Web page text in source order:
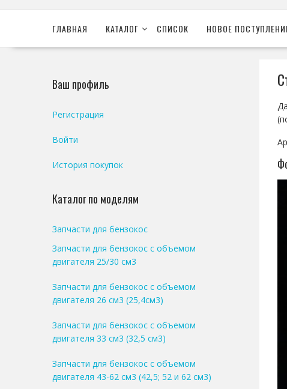
ГЛАВНАЯ КАТАЛОГ СПИСОК НОВОЕ
Ваш профиль
Регистрация
Войти
История покупок
Каталог по моделям
Запчасти для бензокос
Запчасти для бензокос с объемом
двигателя 25/30 см3
Запчасти для бензокос с объемом
двигателя 26 см3 (25,4см3)
Запчасти для бензокос с объемом
двигателя 33 см3 (32,5 см3)
Запчасти для бензокос с объемом
двигателя 43-62 см3 (42,5; 52 и 62 см3)